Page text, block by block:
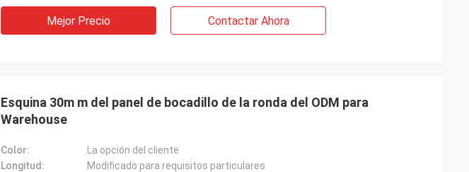
Mejor Precio Contactar Ahora
Esquina 30m m del panel de bocadillo de la ronda del ODM para
Warehouse
Color:
La opción del cliente
Longitud:
Modificado para requisitos particulares